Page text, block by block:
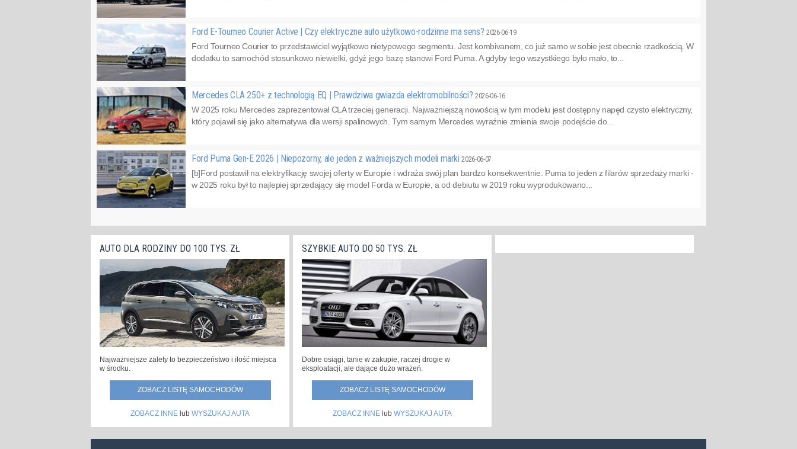
Ford E-Tourneo Courier Active | Czy elektryczne auto użytkowo-rodzinne ma sens? 2026-06-19
Ford Tourneo Courier to przedstawiciel wyjątkowo nietypowego segmentu. Jest kombivanem, co już samo w sobie jest obecnie rzadkością. W
dodatku to samochód stosunkowo niewielki, gdyż jego bazę stanowi Ford Puma. A gdyby tego wszystkiego było mało, to...
Mercedes CLA 250+ z technologią EQ | Prawdziwa gwiazda elektromobilności?2026-06-16
W 2025 roku Mercedes zaprezentował CLA trzeciej generacji. Najważniejszą nowością w tym modelu jest dostępny napęd czysto elektryczny,
który pojawił się jako alternatywa dla wersji spalinowych. Tym samym Mercedes wyraźnie zmienia swoje podejście do...
Ford Puma Gen-E 2026 | Niepozorny, ale jeden z ważniejszych modeli marki2026-06-07
[b]Ford postawił na elektryfikację swojej oferty w Europie i wdraża swój plan bardzo konsekwentnie. Puma to jeden z filarów sprzedaży marki -
w 2025 roku był to najlepiej sprzedający się model Forda w Europie, a od debiutu w 2019 roku wyprodukowano...
AUTO DLA RODZINY DO 100 TYS. ZŁ
Najważniejsze zalety to bezpieczeństwo i ilość miejsca
w środku.
ZOBACZ LISTĘ SAMOCHODÓW
ZOBACZ INNE lub WYSZUKAJ AUTA
SZYBKIE AUTO DO 50 TYS. ZŁ
Dobre osiągi, tanie w zakupie, raczej drogie w
eksploatacji, ale dające dużo wrażeń.
ZOBACZ LISTĘ SAMOCHODÓW
ZOBACZ INNE lub WYSZUKAJ AUTA